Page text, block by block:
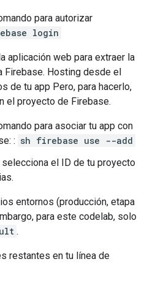
para autorizar
login
aplicación web para extraer la
Firebase. Hosting desde el
de tu app Pero, para hacerlo,
el proyecto de Firebase.
para asociar tu app con
: sh firebase use --add
el ID de tu proyecto
entornos (producción, etapa
para este codelab, solo
.
restantes en tu línea de